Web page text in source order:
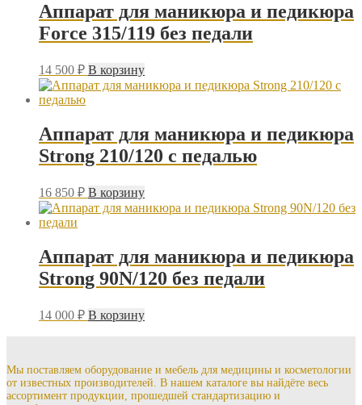
Аппарат для маникюра и педикюра
Force 315/119 без педали
14 500 ₽ В корзину
Аппарат для маникюра и педикюра
Strong 210/120 с педалью
16 850 ₽ В корзину
Аппарат для маникюра и педикюра
Strong 90N/120 без педали
14 000 ₽ В корзину
Мы поставляем оборудование и мебель для медицины и косметологии
от известных производителей. В нашем каталоге вы найдёте весь
ассортимент продукции, прошедшей стандартизацию и